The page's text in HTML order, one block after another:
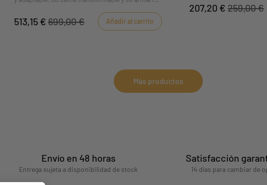
universo de la madera de roble dorado, el
acabado de esta cama, que aporta un toque de
513,15 € 699,00 € Añadir al carrito
organización sin esfuerzo
estanterías y un armario
207,20 € 259,00 €
Más productos
Envío en 48 horas
Entrega sujeta a disponibilidad de stock
Satisfacción
14 días para cambiar de